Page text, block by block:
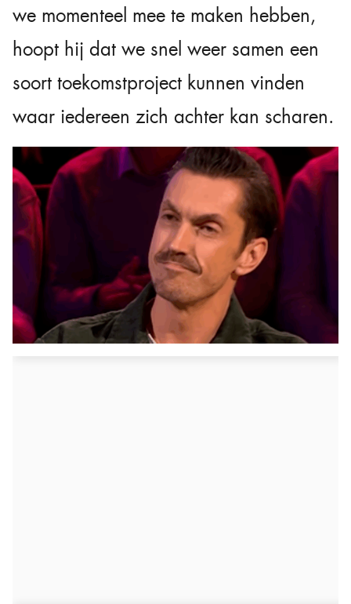
we momenteel mee te maken hebben,
hoopt hij dat we snel weer samen een
soort toekomstproject kunnen vinden
waar iedereen zich achter kan scharen.